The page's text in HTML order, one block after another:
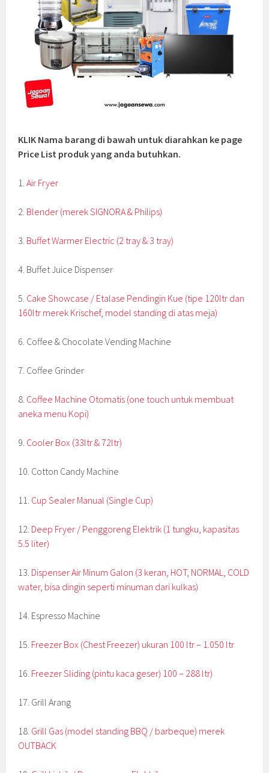
KLIK Nama barang di bawah untuk diarahkan ke page
Price List produk yang anda butuhkan.
1.Air Fryer
2. Blender (merek SIGNORA & Philips)
3. Buffet Warmer Electric (2 tray & 3 tray)
4. Buffet Juice Dispenser
5. Cake Showcase / Etalase Pendingin Kue (tipe 120ltr dan
160ltr merek Krischef, model standing di atas meja)
6. Coffee & Chocolate Vending Machine
7. Coffee Grinder
8. Coffee Machine Otomatis (one touch untuk membuat
aneka menu Kopi)
9. Cooler Box (33ltr & 72ltr)
10. Cotton Candy Machine
11. Cup Sealer Manual (Single Cup)
12. Deep Fryer / Penggoreng Elektrik (1 tungku, kapasitas
5.5 liter)
13. Dispenser Air Minum Galon (3 keran, HOT, NORMAL, COLD
water, bisa dingin seperti minuman dari kulkas)
14. Espresso Machine
15. Freezer Box (Chest Freezer) ukuran 100 ltr – 1.050 ltr
16. Freezer Sliding (pintu kaca geser) 100 – 288 ltr)
17. Grill Arang
18. Grill Gas (model standing BBQ / barbeque) merek
OUTBACK